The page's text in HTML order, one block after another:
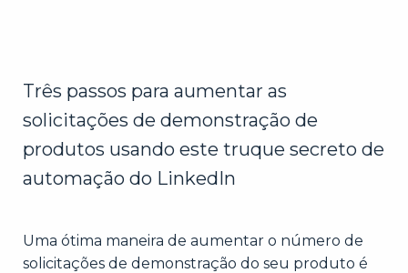
Três passos para aumentar as
solicitações de demonstração de
produtos usando este truque secreto de
automação do LinkedIn
Uma ótima maneira de aumentar o número de
solicitações de demonstração do seu produto é